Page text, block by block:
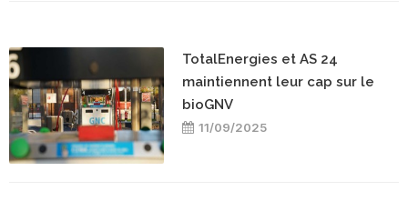
TotalEnergies et AS 24
maintiennent leur cap sur le
bioGNV
11/09/2025